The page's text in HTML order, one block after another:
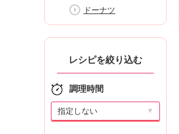
ドーナツ
レシピを絞り込む
調理時間
▼